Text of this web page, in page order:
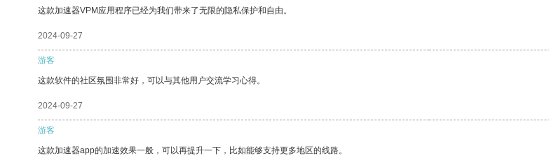
这款加速器VPM应用程序已经为我们带来了无限的隐私保护和自由。
2024-09-27
游客
这款软件的社区氛围非常好，可以与其他用户交流学习心得。
2024-09-27
游客
这款加速器app的加速效果一般，可以再提升一下，比如能够支持更多地区的线路。